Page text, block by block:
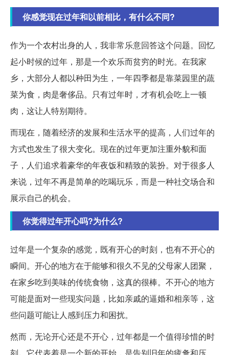
你感觉现在过年和以前相比，有什么不同?
作为一个农村出身的人，我非常乐意回答这个问题。回忆
起小时候的过年，那是一个欢乐而贫穷的时光。在我家
乡，大部分人都以种田为生，一年四季都是靠菜园里的蔬
菜为食，肉是奢侈品。只有过年时，才有机会吃上一顿
肉，这让人特别期待。
而现在，随着经济的发展和生活水平的提高，人们过年的
方式也发生了很大变化。现在的过年更加注重外貌和面
子，人们追求着豪华的年夜饭和精致的装扮。对于很多人
来说，过年不再是简单的吃喝玩乐，而是一种社交场合和
展示自己的机会。
你觉得过年开心吗?为什么?
过年是一个复杂的感觉，既有开心的时刻，也有不开心的
瞬间。开心的地方在于能够和很久不见的父母家人团聚，
在家乡吃到美味的传统食物，这真的很棒。不开心的地方
可能是面对一些现实问题，比如亲戚的逼婚和相亲等，这
些问题可能让人感到压力和困扰。
然而，无论开心还是不开心，过年都是一个值得珍惜的时
刻。它代表着是一个新的开始，是告别旧年的疲惫和压